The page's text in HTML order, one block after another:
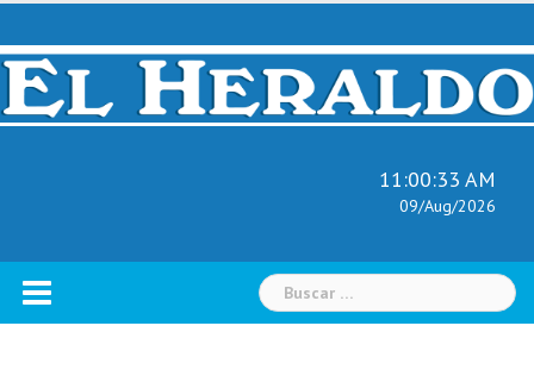
Skip
content
11:00:35 AM
09/Aug/2026
Buscar: